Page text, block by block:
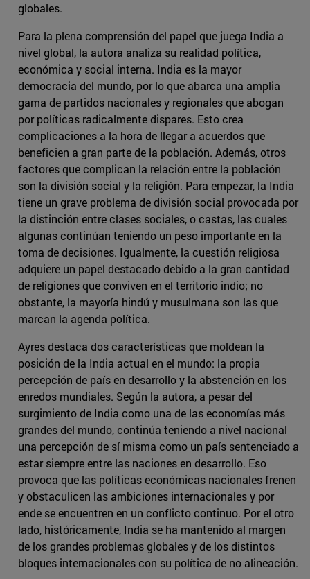
globales.
Para la plena comprensión del papel que juega India a
nivel global, la autora analiza su realidad política,
económica y social interna. India es la mayor
democracia del mundo, por lo que abarca una amplia
gama de partidos nacionales y regionales que abogan
por políticas radicalmente dispares. Esto crea
complicaciones a la hora de llegar a acuerdos que
beneficien a gran parte de la población. Además, otros
factores que complican la relación entre la población
son la división social y la religión. Para empezar, la India
tiene un grave problema de división social provocada por
la distinción entre clases sociales, o castas, las cuales
algunas continúan teniendo un peso importante en la
toma de decisiones. Igualmente, la cuestión religiosa
adquiere un papel destacado debido a la gran cantidad
de religiones que conviven en el territorio indio; no
obstante, la mayoría hindú y musulmana son las que
marcan la agenda política.
Ayres destaca dos características que moldean la
posición de la India actual en el mundo: la propia
percepción de país en desarrollo y la abstención en los
enredos mundiales. Según la autora, a pesar del
surgimiento de India como una de las economías más
grandes del mundo, continúa teniendo a nivel nacional
una percepción de sí misma como un país sentenciado a
estar siempre entre las naciones en desarrollo. Eso
provoca que las políticas económicas nacionales frenen
y obstaculicen las ambiciones internacionales y por
ende se encuentren en un conflicto continuo. Por el otro
lado, históricamente, India se ha mantenido al margen
de los grandes problemas globales y de los distintos
bloques internacionales con su política de no alineación.